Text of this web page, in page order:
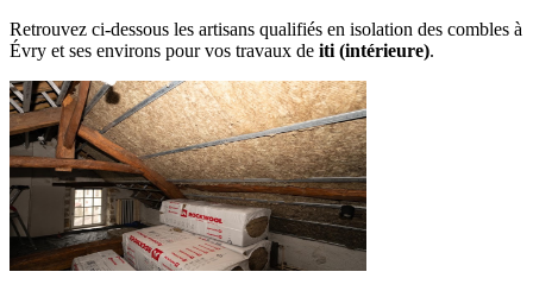
Retrouvez ci-dessous les artisans qualifiés en isolation des combles à
Évry et ses environs pour vos travaux de iti (intérieure).